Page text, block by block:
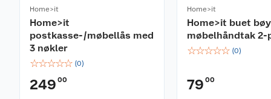
Home>it
Home>it
postkasse-/møbellås med
3 nøkler
☆☆☆☆☆ (0)
249 00
Home>it
Home>it buet
møbelhåndtak 2-
☆☆☆☆☆ (0)
79 00